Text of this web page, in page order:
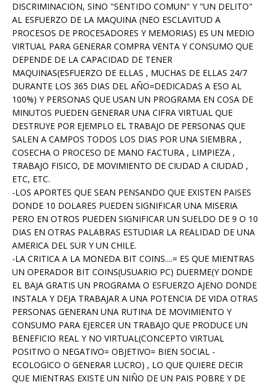
DISCRIMINACION, SINO "SENTIDO COMUN" Y "UN DELITO"
AL ESFUERZO DE LA MAQUINA (NEO ESCLAVITUD A
PROCESOS DE PROCESADORES Y MEMORIAS) ES UN MEDIO
VIRTUAL PARA GENERAR COMPRA VENTA Y CONSUMO QUE
DEPENDE DE LA CAPACIDAD DE TENER
MAQUINAS(ESFUERZO DE ELLAS , MUCHAS DE ELLAS 24/7
DURANTE LOS 365 DIAS DEL AÑO=DEDICADAS A ESO AL
100%) Y PERSONAS QUE USAN UN PROGRAMA EN COSA DE
MINUTOS PUEDEN GENERAR UNA CIFRA VIRTUAL QUE
DESTRUYE POR EJEMPLO EL TRABAJO DE PERSONAS QUE
SALEN A CAMPOS TODOS LOS DIAS POR UNA SIEMBRA ,
COSECHA O PROCESO DE MANO FACTURA , LIMPIEZA ,
TRABAJO FISICO, DE MOVIMIENTO DE CIUDAD A CIUDAD ,
ETC, ETC.
-LOS APORTES QUE SEAN PENSANDO QUE EXISTEN PAISES
DONDE 10 DOLARES PUEDEN SIGNIFICAR UNA MISERIA
PERO EN OTROS PUEDEN SIGNIFICAR UN SUELDO DE 9 O 10
DIAS EN OTRAS PALABRAS ESTUDIAR LA REALIDAD DE UNA
AMERICA DEL SUR Y UN CHILE.
-LA CRITICA A LA MONEDA BIT COINS....= ES QUE MIENTRAS
UN OPERADOR BIT COINS(USUARIO PC) DUERME(Y DONDE
EL BAJA GRATIS UN PROGRAMA O ESFUERZO AJENO DONDE
INSTALA Y DEJA TRABAJAR A UNA POTENCIA DE VIDA OTRAS
PERSONAS GENERAN UNA RUTINA DE MOVIMIENTO Y
CONSUMO PARA EJERCER UN TRABAJO QUE PRODUCE UN
BENEFICIO REAL Y NO VIRTUAL(CONCEPTO VIRTUAL
POSITIVO O NEGATIVO= OBJETIVO= BIEN SOCIAL -
ECOLOGICO O GENERAR LUCRO) , LO QUE QUIERE DECIR
QUE MIENTRAS EXISTE UN NIÑO DE UN PAIS POBRE Y DE